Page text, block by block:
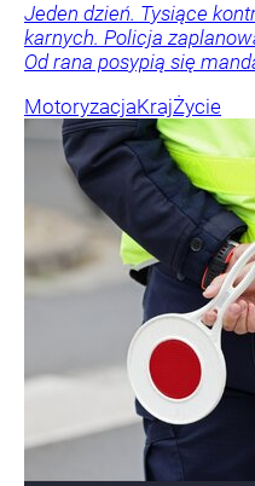
Jeden dzień. Tysiące
karnych. Policja
Od rana posypią się
MotoryzacjaKrajŻycie